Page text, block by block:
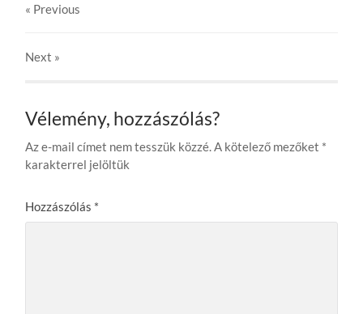
« Previous
Next »
Vélemény, hozzászólás?
Az e-mail címet nem tesszük közzé.A kötelező mezőket *
karakterrel jelöltük
Hozzászólás *